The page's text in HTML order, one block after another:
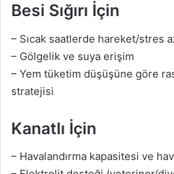
Besi Sığırı İçin
– Sıcak saatlerde hareket/stres
– Gölgelik ve suya erişim
– Yem tüketim düşüşüne göre
stratejisi
Kanatlı İçin
– Havalandırma kapasitesi ve